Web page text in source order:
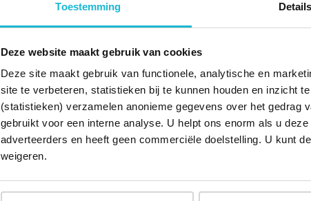
Toestemming Details
Deze website maakt gebruik van cookies
Deze site maakt gebruik van functionele, analytische en
site te verbeteren, statistieken bij te kunnen houden en inzicht
(statistieken) verzamelen anonieme gegevens over het gedrag
gebruikt voor een interne analyse. U helpt ons enorm als u
adverteerders en heeft geen commerciële doelstelling. U kunt
weigeren.